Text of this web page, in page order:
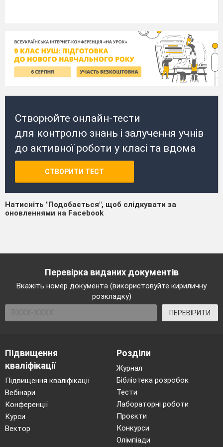
Створюйте онлайн-тести
для контролю знань і залучення учнів
до активної роботи у класі та вдома
СТВОРИТИ ТЕСТ
Натисніть "Подобається", щоб слідкувати за
оновленнями на Facebook
Перевірка виданих документів
Вкажіть номер документа (використовуйте кириличну
розкладку)
ПЕРЕВІРИТИ
Підвищення
кваліфікації
Підвищення кваліфікації
Вебінари
Конференції
Курси
Вектор
Розділи
Журнал
Бібліотека розробок
Тести
Лабораторні роботи
Проєкти
Конкурси
Олімпіади